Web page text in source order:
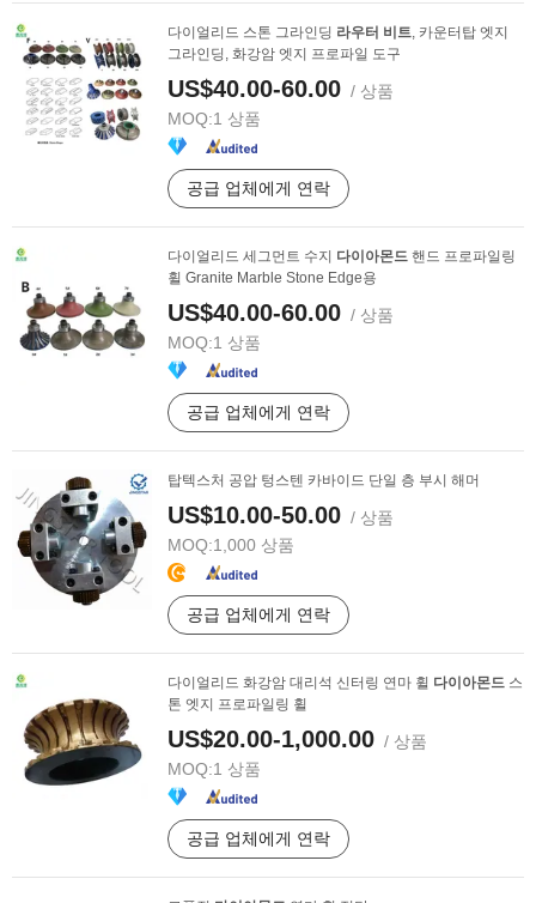
다이얼리드 스톤 그라인딩 라우터 비트, 카운터탑 엣지
그라인딩, 화강암 엣지 프로파일 도구
US$40.00-60.00 / 상품
MOQ:1 상품
공급 업체에게 연락
다이얼리드 세그먼트 수지 다이아몬드 핸드 프로파일링
휠 Granite Marble Stone Edge용
US$40.00-60.00 / 상품
MOQ:1 상품
공급 업체에게 연락
탑텍스처 공압 텅스텐 카바이드 단일 층 부시 해머
US$10.00-50.00 / 상품
MOQ:1,000 상품
공급 업체에게 연락
다이얼리드 화강암 대리석 신터링 연마 휠 다이아몬드 스
톤 엣지 프로파일링 휠
US$20.00-1,000.00 / 상품
MOQ:1 상품
공급 업체에게 연락